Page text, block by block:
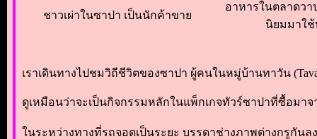
ชาวเผ่าในซาปา เป็นนักค้าขาย
อาหารในตลาดว
นิยมมาใช้
เราเดินทางไปชมวิถีชีวิตของซาปา ผู้คนในหมู่บ้านทาวัน
ดูเหมือนว่าจะเป็นกิจกรรมหลักในแพ็กเกจทัวร์ซาปาที่ซื้อมา
ในระหว่างทางที่รถจอดเป็นระยะ บรรดาช่างภาพต่างกรูกัน